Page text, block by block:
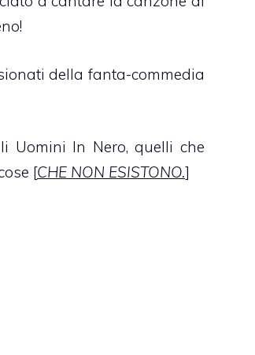
della fanta-commedia
Uomini In Nero, quelli che
[CHE NON ESISTONO.]